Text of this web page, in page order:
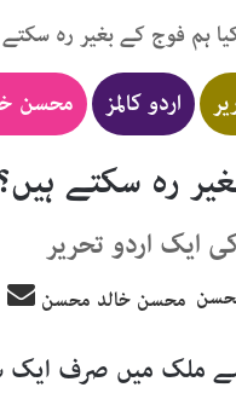
ہم فوج کے بغیر رہ
اردو کالمز محسن
رہ سکتے
ایک اردو تحریر
محسن خالد محسن
ملک میں صرف ایک